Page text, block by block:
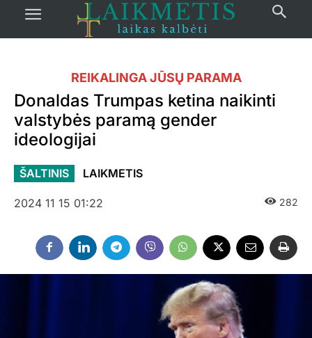
REIKALINGA JŪSŲ PARAMA
Donaldas Trumpas ketina naikinti
valstybės paramą gender
ideologijai
ŠALTINIS LAIKMETIS
2024 11 15 01:22 282